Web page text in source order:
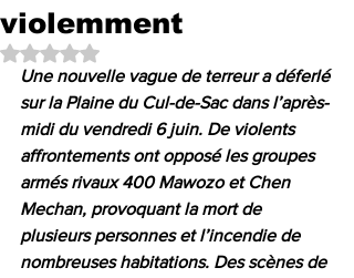
violemment
Noté NaN étoiles sur 5.
Une nouvelle vague de terreur a déferlé
sur la Plaine du Cul-de-Sac dans l’après-
midi du vendredi 6 juin. De violents
affrontements ont opposé les groupes
armés rivaux 400 Mawozo et Chen
Mechan, provoquant la mort de
plusieurs personnes et l’incendie de
nombreuses habitations. Des scènes de